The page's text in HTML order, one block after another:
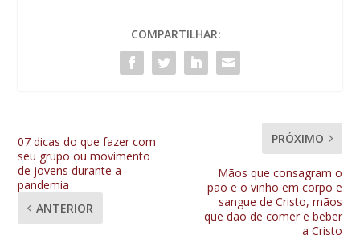
COMPARTILHAR:
07 dicas do que fazer com
seu grupo ou movimento
de jovens durante a
pandemia
ANTERIOR
PRÓXIMO
Mãos que consagram o
pão e o vinho em corpo e
sangue de Cristo, mãos
que dão de comer e beber
a Cristo